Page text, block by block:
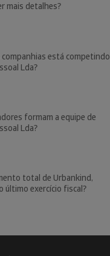
mais detalhes?
companhias está competindo
Lda?
formam a equipe de
Lda?
total de Urbankind,
último exercício fiscal?